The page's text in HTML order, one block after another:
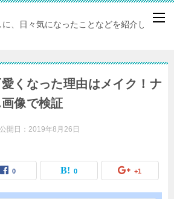
、日々気になったことなどを紹介してい
くなった理由はメイク！ナ
像で検証
公開日： 2019年8月26日
0 0 +1